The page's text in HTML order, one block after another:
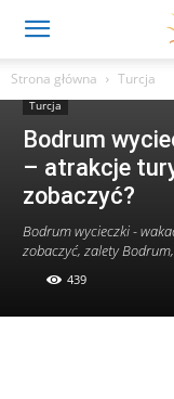
Strona główna Turcja
Turcja
Bodrum
– atrakcje
zobaczyć?
Bodrum wycieczki -
zobaczyć, zalety
439